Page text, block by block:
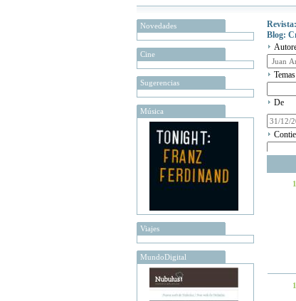
Novedades
Cine
Sugerencias
Música
Viajes
MundoDigital
Blog:
Temas
De